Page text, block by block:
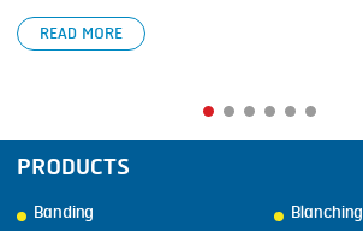
READ MORE
PRODUCTS
Banding
Blanching